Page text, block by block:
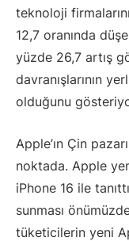
teknoloji
12,7 oranında
yüzde 26,7 artış
davranışlarının
olduğunu
Apple’ın Çin
noktada. Apple
iPhone 16 ile
sunması
tüketicilerin yeni